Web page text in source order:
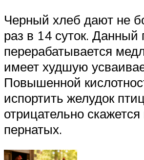
Черный хлеб дают не
раз в 14 суток. Данный
перерабатывается
имеет худшую
Повышенной
испортить желудок
отрицательно
пернатых.